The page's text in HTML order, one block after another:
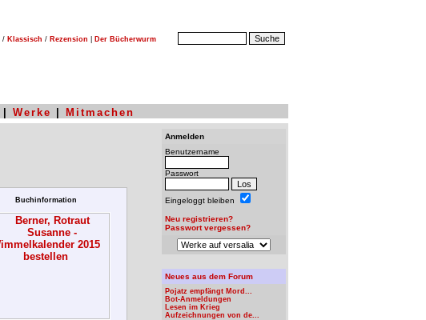
/ Klassisch / Rezension Der Bücherwurm
Werke Mitmachen
Buchinformation
Anmelden
Benutzername
Passwort
Eingeloggt bleiben
Neu registrieren?
Passwort vergessen?
Neues aus dem Forum
Pojatz empfängt Mord...
Bot-Anmeldungen
Lesen im Krieg
Aufzeichnungen von de...